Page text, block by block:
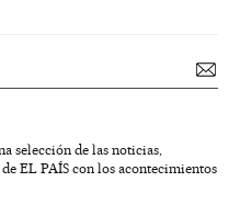
selección de las noticias,
EL PAÍS con los acontecimientos